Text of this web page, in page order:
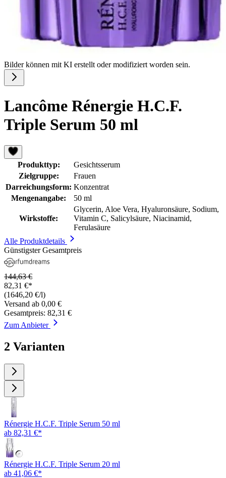
Bilder können mit KI erstellt oder modifiziert worden sein.
Lancôme Rénergie H.C.F.
Triple Serum 50 ml
Produkttyp:
Gesichtsserum
Zielgruppe:
Frauen
Darreichungsform: Konzentrat
Mengenangabe:
50 ml
Wirkstoffe:
Glycerin, Aloe Vera, Hyaluronsäure, Sodium,
Vitamin C, Salicylsäure, Niacinamid,
Ferulasäure
Alle Produktdetails
Günstigster Gesamtpreis
144,63 €
82,31 €*
(1646,20 €/l)
Versand ab 0,00 €
Gesamtpreis: 82,31 €
Zum Anbieter
2 Varianten
Rénergie H.C.F. Triple Serum 50 ml
ab 82,31 €*
Rénergie H.C.F. Triple Serum 20 ml
ab 41,06 €*